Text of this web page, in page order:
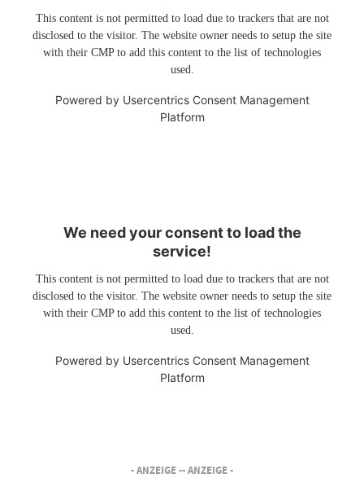
This content is not permitted to load due to trackers that are not
disclosed to the visitor. The website owner needs to setup the site
with their CMP to add this content to the list of technologies
used.
Powered by Usercentrics Consent Management
Platform
We need your consent to load the
service!
This content is not permitted to load due to trackers that are not
disclosed to the visitor. The website owner needs to setup the site
with their CMP to add this content to the list of technologies
used.
Powered by Usercentrics Consent Management
Platform
- ANZEIGE -- ANZEIGE -